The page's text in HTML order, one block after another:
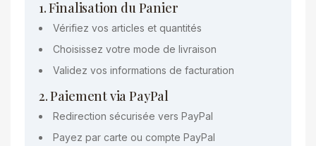
1. Finalisation du Panier
Vérifiez vos articles et quantités
Choisissez votre mode de livraison
Validez vos informations de facturation
2. Paiement via PayPal
Redirection sécurisée vers PayPal
Payez par carte ou compte PayPal